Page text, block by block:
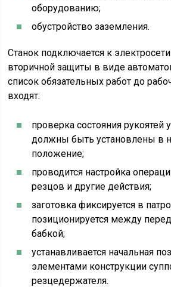
оборудованию;
обустройство заземления.
Станок подключается к
вторичной защиты в виде
список обязательных работ до
входят:
проверка состояния рукоятей
должны быть установлены в
положение;
проводится настройка
резцов и другие действия;
заготовка фиксируется в
позиционируется между
бабкой;
устанавливается начальная
элементами конструкции
резцедержателя.